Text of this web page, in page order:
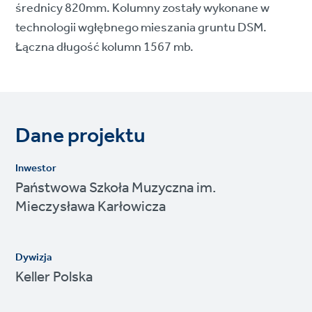
średnicy 820mm. Kolumny zostały wykonane w
technologii wgłębnego mieszania gruntu DSM.
Łączna długość kolumn 1567 mb.
Dane projektu
Inwestor
Państwowa Szkoła Muzyczna im.
Mieczysława Karłowicza
Dywizja
Keller Polska